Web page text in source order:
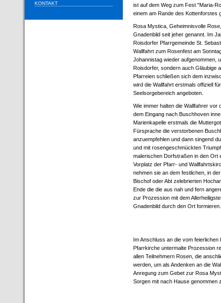
KONTAKT
ist auf dem Weg zum Fest "Maria-
einem am Rande des Kottenforstes
Rosa Mystica, Geheimnisvolle
Gnadenbild seit jeher genannt. Im
Roisdorfer Pfarrgemeinde St.
Wallfahrt zum Rosenfest am
Johannistag wieder aufgenommen,
Roisdorfer, sondern auch Gläubige
Pfarreien schließen sich dem
wird die Wallfahrt erstmals offiziell
Seelsorgebereich angeboten.
Wie immer halten die Wallfahrer vor
dem Eingang nach Buschhoven
Marienkapelle erstmals die
Fürsprache die verstorbenen
anzuempfehlen und dann singend
und mit rosengeschmückten
malerischen Dorfstraßen in den Ort
Vorplatz der Pfarr- und
nehmen sie an dem festlichen, in
Bischof oder Abt zelebrierten
Ende die die aus nah und fern
zur Prozession mit dem
Gnadenbild durch den Ort formieren.
Im Anschluss an die vom feierlichen
Pfarrkirche untermalte Prozession
allen Teilnehmern Rosen, die
werden, um als Andenken an die
Anregung zum Gebet zur Rosa
Sorgen mit nach Hause genommen